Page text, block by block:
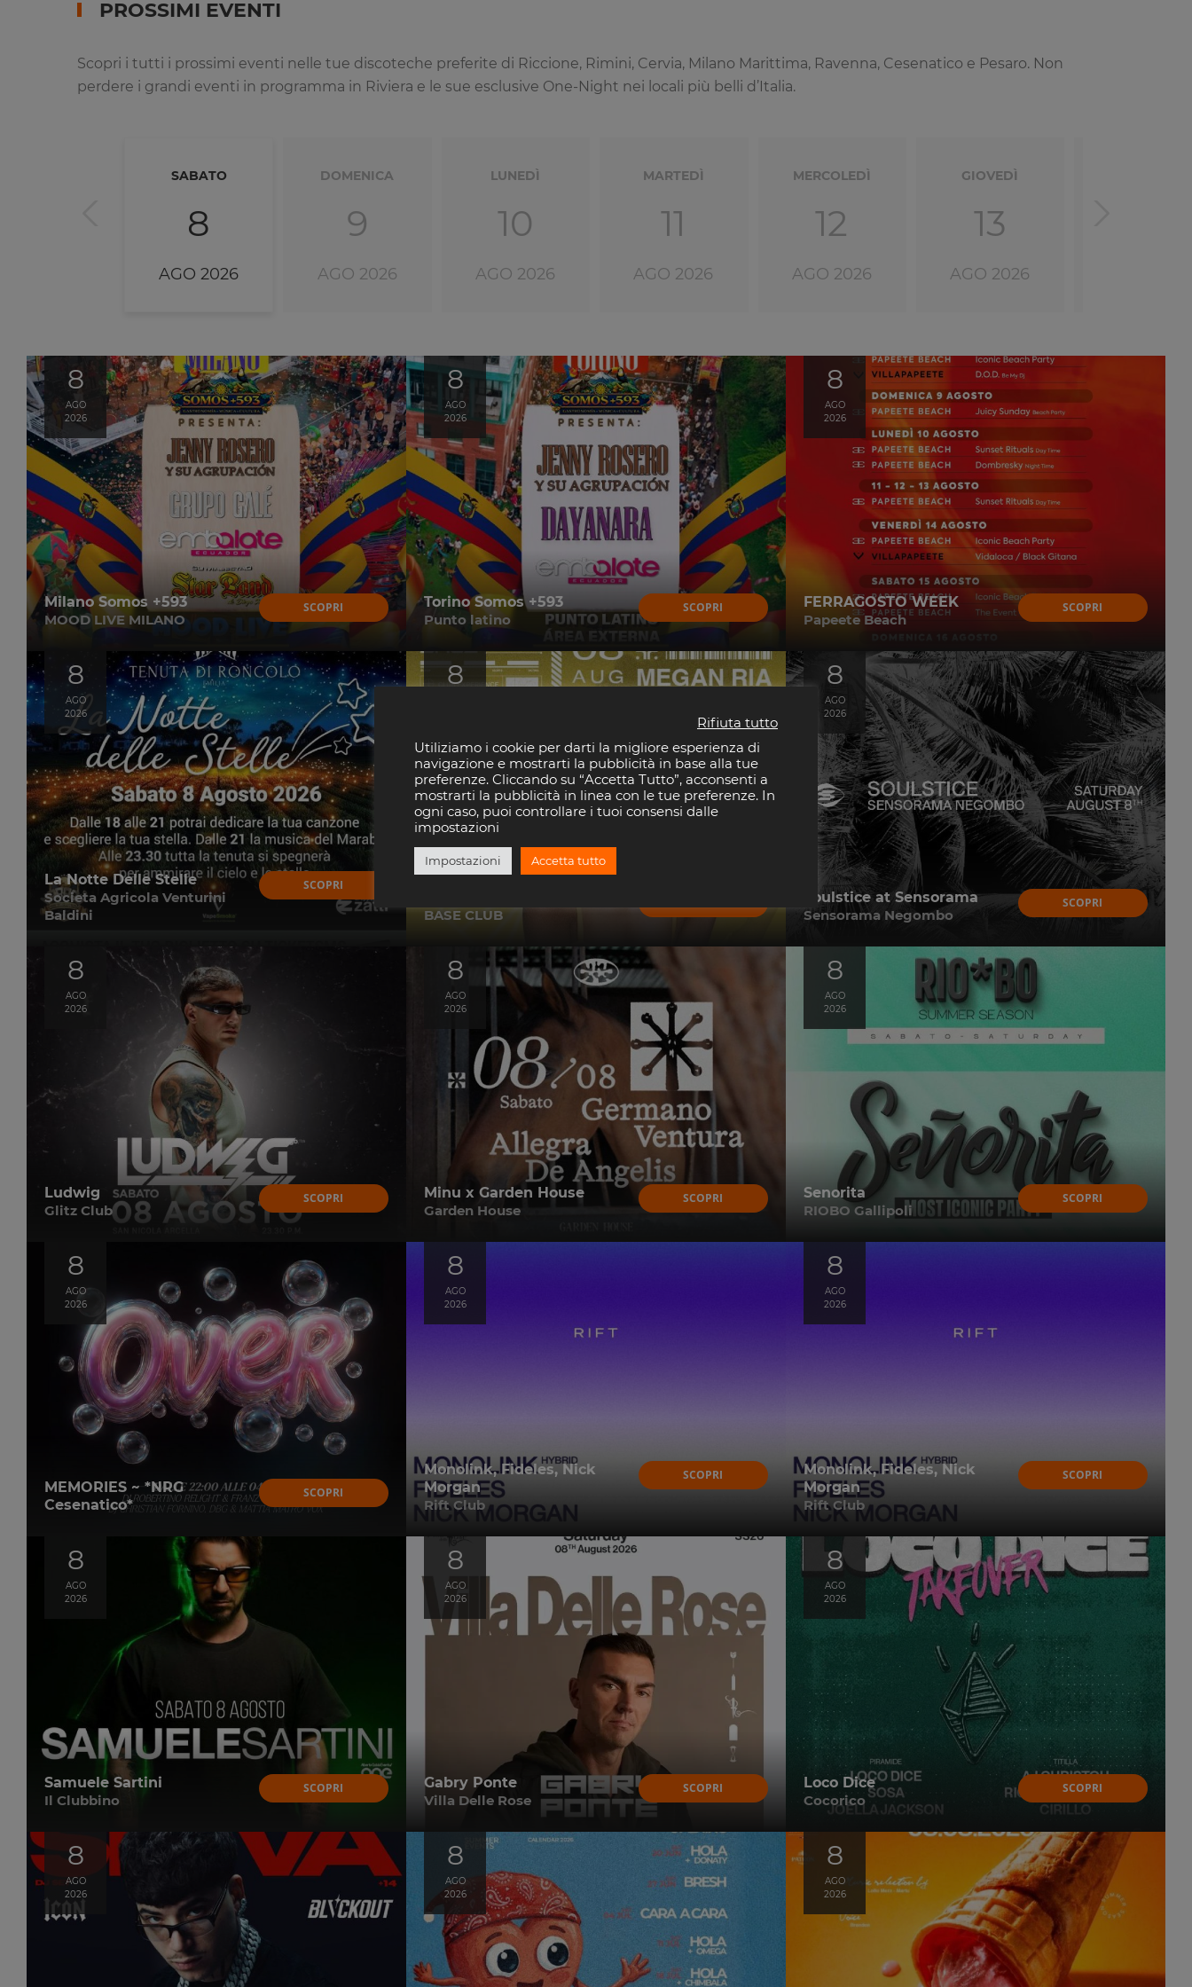
PROSSIMI EVENTI
Scopri i tutti i prossimi eventi nelle tue discoteche preferite di Riccione, Rimini, Cervia, Milano Marittima, Ravenna, Cesenatico e Pesaro. Non
perdere i grandi eventi in programma in Riviera e le sue esclusive One-Night nei locali più belli d’Italia.
SABATO
8
AGO 2026
DOMENICA
9
AGO 2026
LUNEDÌ
10
AGO 2026
MARTEDÌ
11
AGO 2026
MERCOLEDÌ
12
AGO 2026
GIOVEDÌ
13
AGO 2026
8
AGO
2026
Milano Somos +593
MOOD LIVE MILANO
SCOPRI
8
AGO
2026
Torino Somos +593
Punto latino
SCOPRI
8
AGO
2026
FERRAGOSTO WEEK
Papeete Beach
SCOPRI
8
AGO
2026
La Notte Delle Stelle
Societa Agricola Venturini
Baldini
SCOPRI
8
BASE CLUB
8
AGO
2026
Soulstice at Sensorama
Sensorama Negombo
SCOPRI
8
AGO
2026
Ludwig
Glitz Club
SCOPRI
8
AGO
2026
Minu x Garden House
Garden House
SCOPRI
8
AGO
2026
Senorita
RIOBO Gallipoli
SCOPRI
8
AGO
2026
MEMORIES ~ *NRG
Cesenatico*
SCOPRI
8
AGO
2026
Monolink, Fideles, Nick
Morgan
Rift Club
SCOPRI
8
AGO
2026
Monolink, Fideles, Nick
Morgan
Rift Club
SCOPRI
8
AGO
2026
Samuele Sartini
Il Clubbino
SCOPRI
8
AGO
2026
Gabry Ponte
Villa Delle Rose
SCOPRI
8
AGO
2026
Loco Dice
Cocorico
SCOPRI
8
AGO
2026
8
AGO
2026
8
AGO
2026
Rifiuta tutto
Utiliziamo i cookie per darti la migliore esperienza di
navigazione e mostrarti la pubblicità in base alla tue
preferenze. Cliccando su “Accetta Tutto”, acconsenti a
mostrarti la pubblicità in linea con le tue preferenze. In
ogni caso, puoi controllare i tuoi consensi dalle
impostazioni
Impostazioni Accetta tutto